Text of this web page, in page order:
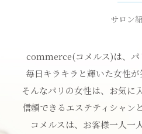
サロン案内・アクセス
お知らせ
ご予約・お問い合わせ
- commerce (コメルス) -
サロン
commerce(コメルス)は、パ
毎日キラキラと輝いた女性が
そんなパリの女性は、お気に
信頼できるエステティシャン
コメルスは、お客様一人一